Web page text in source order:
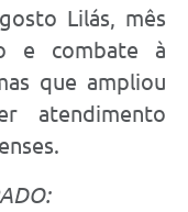
Lilás, mês
e combate à
que ampliou
atendimento